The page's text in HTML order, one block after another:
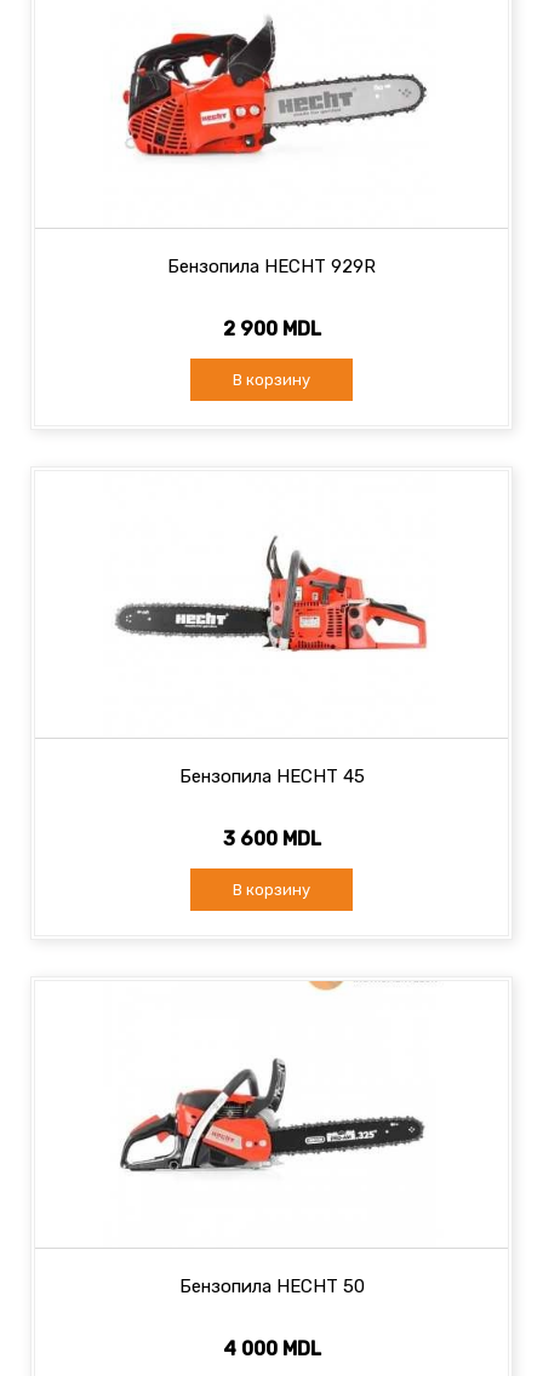
Бензопила HECHT 929R
2 900 MDL
В корзину
Бензопила HECHT 45
3 600 MDL
В корзину
Бензопила HECHT 50
4 000 MDL